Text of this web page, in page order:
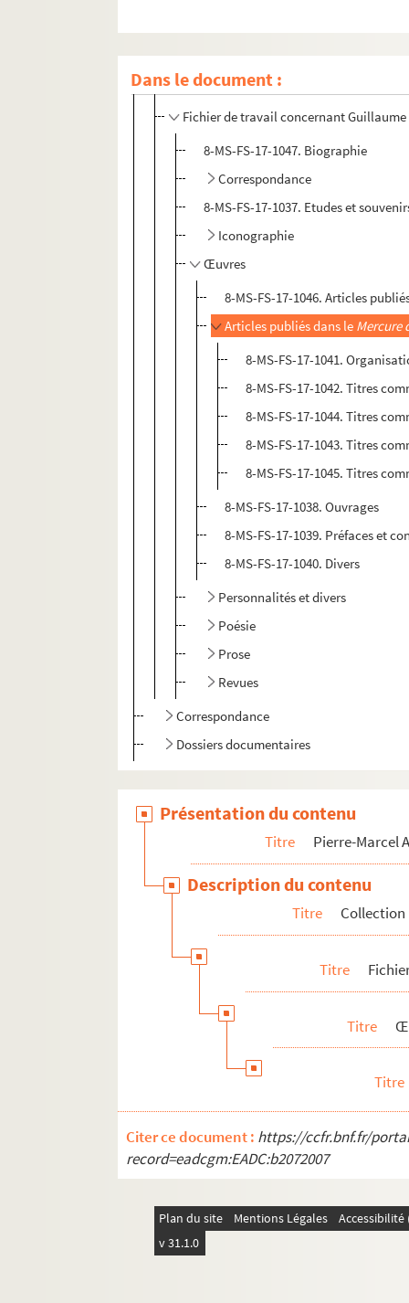
Dans le document :
4-MS-FS-17-1302. Listes des
2-MS-FS-17-0032. Répertoire
4-MS-FS-17-1386. Don de sa
Fichier de travail concernant
8-MS-FS-17-1047. Biographie
Correspondance
8-MS-FS-17-1037. Etudes et
Iconographie
Œuvres
8-MS-FS-17-1046. Articles
Articles publiés dans le Mercure
8-MS-FS-17-1041.
8-MS-FS-17-1042. Titres
8-MS-FS-17-1044. Titres
8-MS-FS-17-1043. Titres
8-MS-FS-17-1045. Titres
8-MS-FS-17-1038. Ouvrages
8-MS-FS-17-1039. Préfaces et
8-MS-FS-17-1040. Divers
Personnalités et divers
Poésie
Prose
Revues
Correspondance
Dossiers documentaires
Présentation du contenu
Titre Pierre-Marcel
Description du contenu
Titre Collection
Titre
Titre
Titre
Citer ce document : https://ccfr.bnf.fr/
record=eadcgm:EADC:b2072007
Plan du site Mentions Légales
v 31.1.0